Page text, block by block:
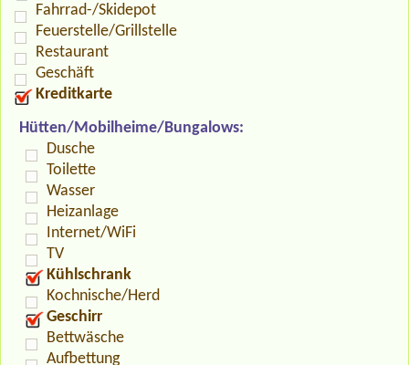
Fahrrad-/Skidepot
Feuerstelle/Grillstelle
Restaurant
Geschäft
Kreditkarte
Hütten/Mobilheime/Bungalows:
Dusche
Toilette
Wasser
Heizanlage
Internet/WiFi
TV
Kühlschrank
Kochnische/Herd
Geschirr
Bettwäsche
Aufbettung